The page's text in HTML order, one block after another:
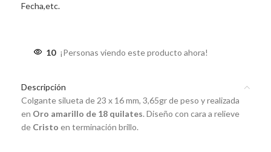
Fecha,etc.
10 ¡Personas viendo este producto ahora!
Descripción
Colgante silueta de 23 x 16 mm, 3,65gr de peso y realizada
en Oro amarillo de 18 quilates. Diseño con cara a relieve
de Cristo en terminación brillo.